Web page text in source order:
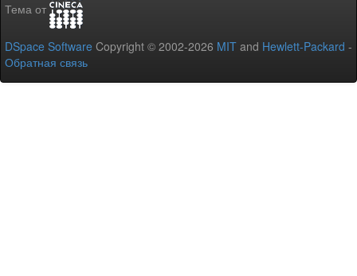
Тема от
DSpace Software Copyright © 2002-2026 MIT and Hewlett-Packard -
Обратная связь